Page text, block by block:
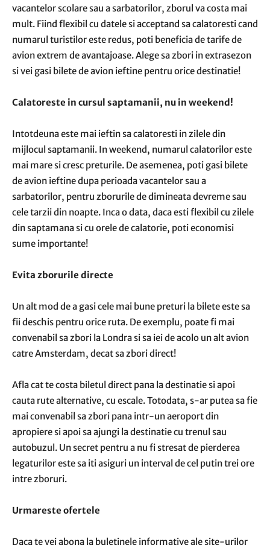
vacantelor scolare sau a sarbatorilor, zborul va costa mai
mult. Fiind flexibil cu datele si acceptand sa calatoresti cand
numarul turistilor este redus, poti beneficia de tarife de
avion extrem de avantajoase. Alege sa zbori in extrasezon
si vei gasi bilete de avion ieftine pentru orice destinatie!
Calatoreste in cursul saptamanii, nu in weekend!
Intotdeuna este mai ieftin sa calatoresti in zilele din
mijlocul saptamanii. In weekend, numarul calatorilor este
mai mare si cresc preturile. De asemenea, poti gasi bilete
de avion ieftine dupa perioada vacantelor sau a
sarbatorilor, pentru zborurile de dimineata devreme sau
cele tarzii din noapte. Inca o data, daca esti flexibil cu zilele
din saptamana si cu orele de calatorie, poti economisi
sume importante!
Evita zborurile directe
Un alt mod de a gasi cele mai bune preturi la bilete este sa
fii deschis pentru orice ruta. De exemplu, poate fi mai
convenabil sa zbori la Londra si sa iei de acolo un alt avion
catre Amsterdam, decat sa zbori direct!
Afla cat te costa biletul direct pana la destinatie si apoi
cauta rute alternative, cu escale. Totodata, s-ar putea sa fie
mai convenabil sa zbori pana intr-un aeroport din
apropiere si apoi sa ajungi la destinatie cu trenul sau
autobuzul. Un secret pentru a nu fi stresat de pierderea
legaturilor este sa iti asiguri un interval de cel putin trei ore
intre zboruri.
Urmareste ofertele
Daca te vei abona la buletinele informative ale site-urilor